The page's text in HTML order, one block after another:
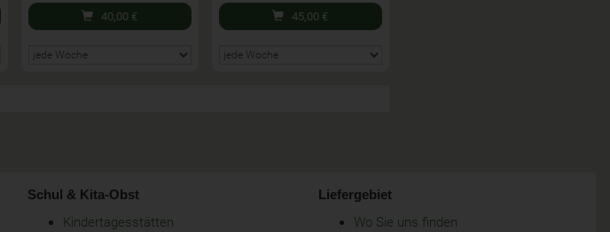
40,00 € 45,00 €
Schul & Kita-Obst
Kindertagesstätten
Liefergebiet
Wo Sie uns finden